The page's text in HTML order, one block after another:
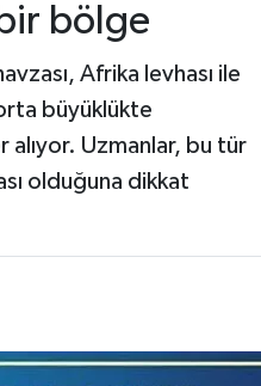
bölge
Afrika levhası ile
büyüklükte
alıyor. Uzmanlar, bu tür
olduğuna dikkat